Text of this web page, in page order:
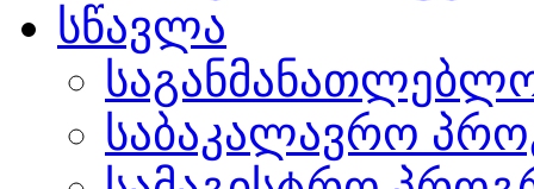
სწავლა
საბაკალავრო